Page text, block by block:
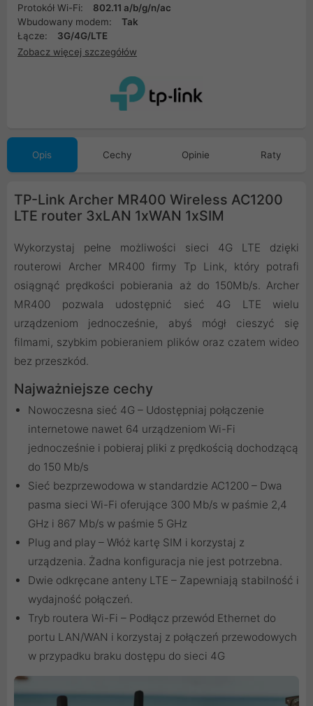
Protokół Wi-Fi:
802.11 a/b/g/n/ac
Wbudowany modem:
Tak
Łącze:
3G/4G/LTE
Zobacz więcej szczegółów
Opis Cechy Opinie Raty
TP-Link Archer MR400 Wireless AC1200
LTE router 3xLAN 1xWAN 1xSIM
Wykorzystaj pełne możliwości sieci 4G LTE dzięki
routerowi Archer MR400 firmy Tp Link, który potrafi
osiągnąć prędkości pobierania aż do 150Mb/s. Archer
MR400 pozwala udostępnić sieć 4G LTE wielu
urządzeniom jednocześnie, abyś mógł cieszyć się
filmami, szybkim pobieraniem plików oraz czatem wideo
bez przeszkód.
Najważniejsze cechy
Nowoczesna sieć 4G – Udostępniaj połączenie
internetowe nawet 64 urządzeniom Wi-Fi
jednocześnie i pobieraj pliki z prędkością dochodzącą
do 150 Mb/s
Sieć bezprzewodowa w standardzie AC1200 – Dwa
pasma sieci Wi-Fi oferujące 300 Mb/s w paśmie 2,4
GHz i 867 Mb/s w paśmie 5 GHz
Plug and play – Włóż kartę SIM i korzystaj z
urządzenia. Żadna konfiguracja nie jest potrzebna.
Dwie odkręcane anteny LTE – Zapewniają stabilność i
wydajność połączeń.
Tryb routera Wi-Fi – Podłącz przewód Ethernet do
portu LAN/WAN i korzystaj z połączeń przewodowych
w przypadku braku dostępu do sieci 4G